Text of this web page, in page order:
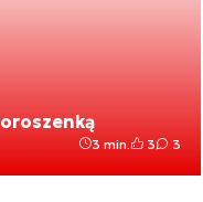
3 min. 3 3